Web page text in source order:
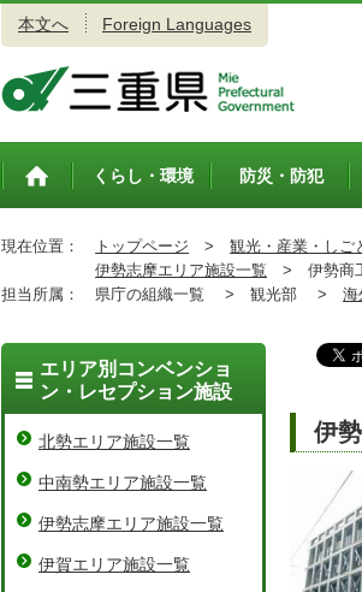
本文へ Foreign Languages
トップペ
くらし・環境 防災・防犯
現在位置： トップページ > 観光・産業・しご
伊勢志摩エリア施設一覧 > 伊勢商
担当所属：
県庁の組織一覧 > 観光部 > 海
伊
エリア別コンベンショ
ン・レセプション施設
北勢エリア施設一覧
中南勢エリア施設一覧
伊勢志摩エリア施設一覧
伊賀エリア施設一覧